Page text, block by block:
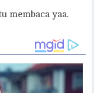
membaca yaa.